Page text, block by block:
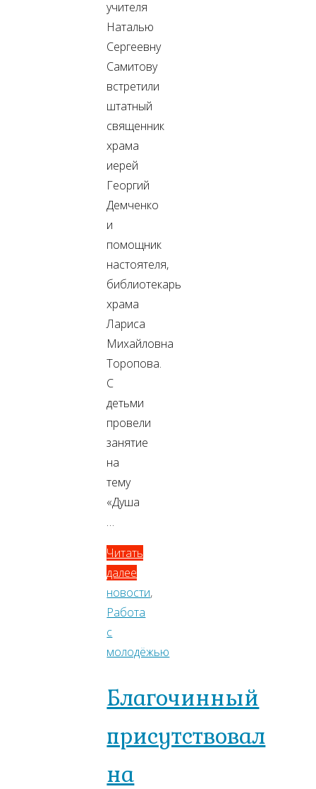
учителя
Наталью
Сергеевну
Самитову
встретили
штатный
священник
храма
иерей
Георгий
Демченко
и
помощник
настоятеля,
библиотекарь
храма
Лариса
Михайловна
Торопова.
С
детьми
провели
занятие
на
тему
«Душа
…
Читать
далее
новости,
Работа
с
молодёжью
Благочинный
присутствовал
на